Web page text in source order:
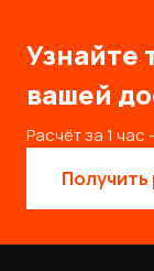
Узнайте
вашей
Расчёт за 1
Получить